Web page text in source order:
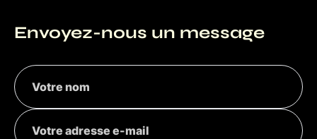
Envoyez-nous un message